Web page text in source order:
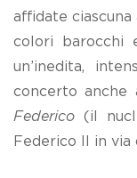
affidate
colori barocchi
un’inedita,
concerto anche
Federico (il
Federico II in